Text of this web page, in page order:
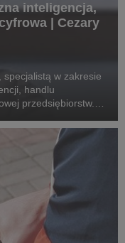
inteligencja,
| Cezary
specjalistą w zakresie
handlu
przedsiębiorstw.